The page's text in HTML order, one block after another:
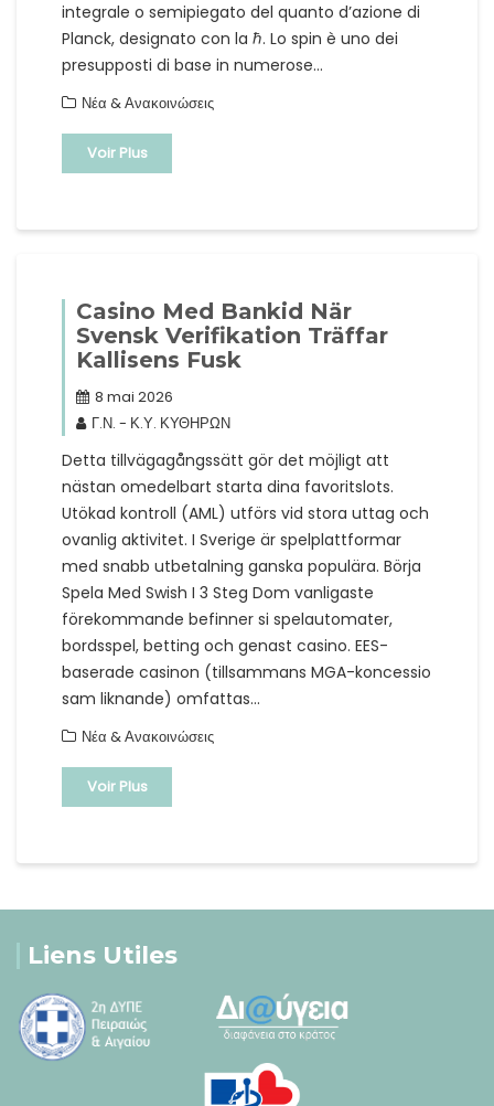
integrale o semipiegato del quanto d’azione di
Planck, designato con la ℏ. Lo spin è uno dei
presupposti di base in numerose…
Νέα & Ανακοινώσεις
Voir Plus
Casino Med Bankid När
Svensk Verifikation Träffar
Kallisens Fusk
8 mai 2026
Γ.Ν. - Κ.Υ. ΚΥΘΗΡΩΝ
Detta tillvägagångssätt gör det möjligt att
nästan omedelbart starta dina favorit­slots.
Utökad kontroll (AML) utförs vid stora uttag och
ovanlig aktivitet. I Sverige är spelplattformar
med snabb utbetalning ganska populära. Börja
Spela Med Swish I 3 Steg Dom vanligaste
förekommande befinner si spelautomater,
bordsspel, betting och genast casino. EES-
baserade casinon (tillsammans MGA-koncessio
sam liknande) omfattas…
Νέα & Ανακοινώσεις
Voir Plus
Liens Utiles